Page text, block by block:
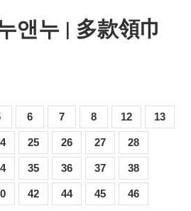
앤누 | 多款領巾
6 7 8 12 13
25 26 27 28
35 36 37 38
42 44 45 46